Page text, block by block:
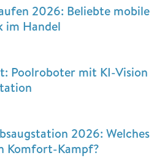
2026: Beliebte mobile
im Handel
Poolroboter mit KI-Vision
2026: Welches
Komfort-Kampf?